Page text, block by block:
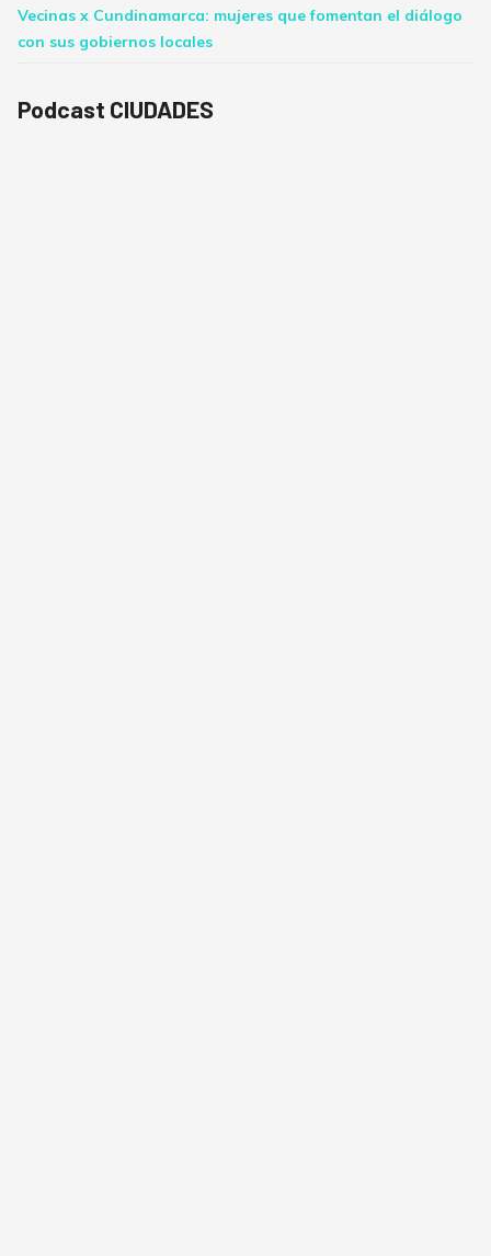
Vecinas x Cundinamarca: mujeres que fomentan el diálogo
con sus gobiernos locales
Podcast CIUDADES